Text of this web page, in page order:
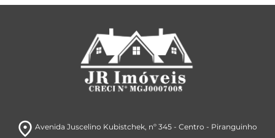
room Avenida Juscelino Kubistchek, nº 345 - Centro - Piranguinho